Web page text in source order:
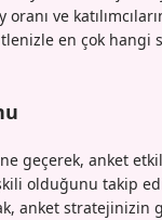
ve
en çok hangi
geçerek, anket
olduğunu takip
anket